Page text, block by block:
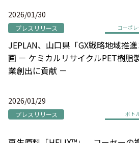
2026/01/30
プレスリリース コーポ
JEPLAN、山口県「GX戦略地域推
画 － ケミカルリサイクルPET樹脂
業創出に貢献 －
2026/01/29
プレスリリース ボト